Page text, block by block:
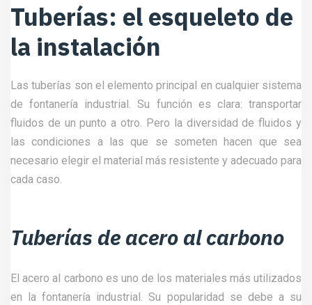
Tuberías: el esqueleto de
la instalación
Las tuberías son el elemento principal en cualquier sistema
de fontanería industrial. Su función es clara: transportar
fluidos de un punto a otro. Pero la diversidad de fluidos y
las condiciones a las que se someten hacen que sea
necesario elegir el material más resistente y adecuado para
cada caso.
Tuberías de acero al carbono
El acero al carbono es uno de los materiales más utilizados
en la fontanería industrial. Su popularidad se debe a su